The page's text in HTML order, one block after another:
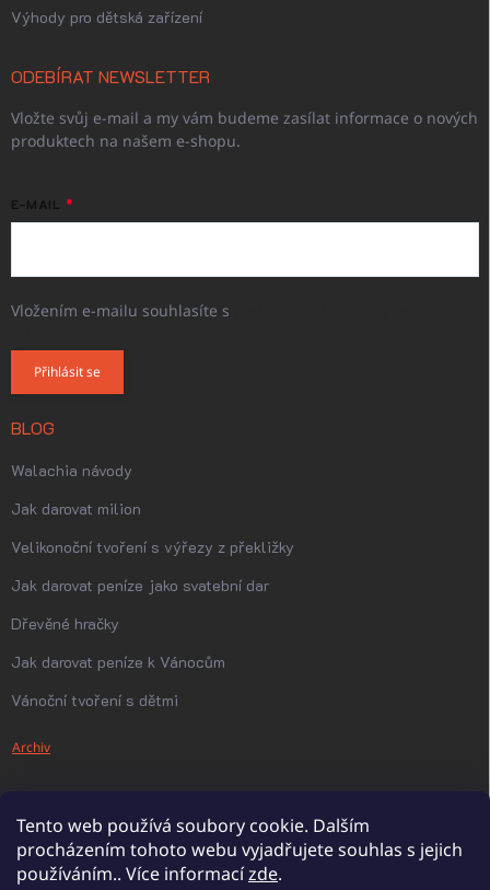
Tento web používá soubory cookie. Dalším
procházením tohoto webu vyjadřujete souhlas s jejich
používáním.. Více informacízde.
Výhody pro dětská zařízení
ODEBÍRAT NEWSLETTER
Vložte svůj e-mail a my vám budeme zasílat informace o nových
produktech na našem e-shopu.
E-MAIL
Vložením e-mailu souhlasíte s
Přihlásit se
BLOG
Walachia návody
Jak darovat milion
Velikonoční tvoření s výřezy z překližky
Jak darovat peníze jako svatební dar
Dřevěné hračky
Jak darovat peníze k Vánocům
Vánoční tvoření s dětmi
Archiv